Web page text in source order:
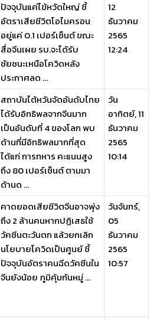
ปัจจุบันแค่ไข้หวัดใหญ่ ชี้
อัตราเสียชีวิตโอไมครอน
อยู่แค่ 0.1 เปอร์เซ็นต์ ขณะ
สื่อจีนเผย รบ.จะได้รับ
ชัยชนะเหนือโควิดหลัง
ประกาศลด ...
12
ธันวาคม
2565
12:24
สถาบันไต้หวันจัดอันดับไทย
ได้รับอิทธิพลจากจีนมาก
เป็นอันดับที่ 4 ของโลก พบ
ด้านที่มีอิทธิพลมากที่สุด
ได้แก่ การทหาร คะแนนสูง
ถึง 80 เปอร์เซ็นต์ ตามมา
ด้านด ...
วัน
อาทิตย์, 11
ธันวาคม
2565
10:14
คาดยอดเสียชีวิตจีนอาจพุ่ง
ถึง 2 ล้านคนหากปฏิเสธใช้
วัคซีนตะวันตก แล้วยกเลิก
นโยบายโควิดเป็นศูนย์ ชี้
ปัจจุบันอัตราคนฉีดวัคซีนใน
จีนยังน้อย ภูมิคุ้มกันหมู่ ...
วันจันทร์,
05
ธันวาคม
2565
10:57